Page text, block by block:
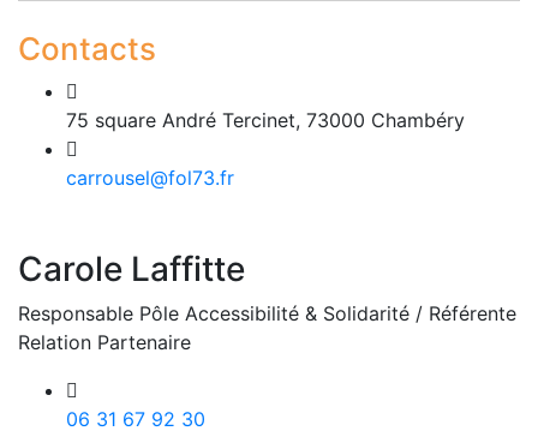
Contacts
75 square André Tercinet, 73000 Chambéry
carrousel@fol73.fr
Carole Laffitte
Responsable Pôle Accessibilité & Solidarité / Référente
Relation Partenaire
06 31 67 92 30